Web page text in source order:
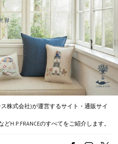
ス株式会社)が運営するサイト・通販サイ
H.P.FRANCEのすべてをご紹介します。